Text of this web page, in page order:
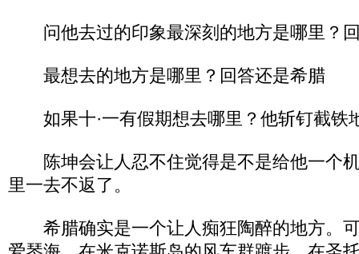
问他去过的印象最深刻的地方是哪里？
最想去的地方是哪里？回答还是希腊
如果十·一有假期想去哪里？他斩钉截铁
陈坤会让人忍不住觉得是不是给他一个
里一去不返了。
希腊确实是一个让人痴狂陶醉的地方。